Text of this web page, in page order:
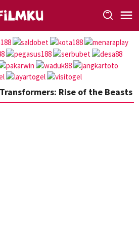
Rise of the Beasts